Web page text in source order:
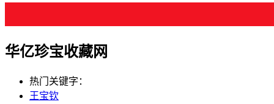
华亿珍宝收藏网
热门关键字：
王宝钦